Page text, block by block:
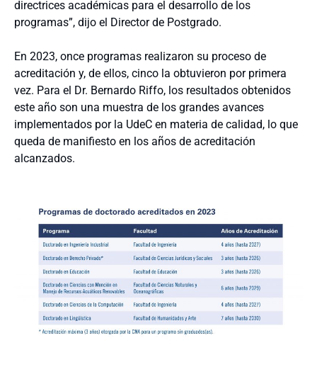
directrices académicas para el desarrollo de los
programas”, dijo el Director de Postgrado.
En 2023, once programas realizaron su proceso de
acreditación y, de ellos, cinco la obtuvieron por primera
vez. Para el Dr. Bernardo Riffo, los resultados obtenidos
este año son una muestra de los grandes avances
implementados por la UdeC en materia de calidad, lo que
queda de manifiesto en los años de acreditación
alcanzados.